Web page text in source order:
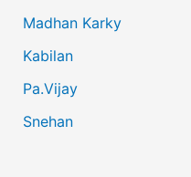
Madhan Karky
Kabilan
Pa.Vijay
Snehan